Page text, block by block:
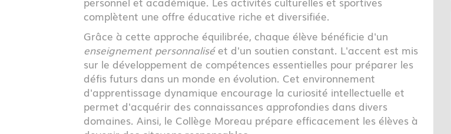
complètent une offre éducative riche et diversifiée.
Grâce à cette approche équilibrée, chaque élève bénéficie d'un
enseignement personnaliséet d'un soutien constant. L'accent est mis
sur le développement de compétences essentielles pour préparer les
défis futurs dans un monde en évolution. Cet environnement
d'apprentissage dynamique encourage la curiosité intellectuelle et
permet d'acquérir des connaissances approfondies dans divers
domaines. Ainsi, le Collège Moreau prépare efficacement les élèves à